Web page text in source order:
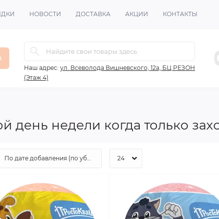
НОВОСТИ ДОСТАВКА АКЦИИ КОНТАКТЫ
Наш адрес: ул. Всеволода Вишневского, 12а, БЦ РЕЗОН
(Этаж 4)
день недели когда только